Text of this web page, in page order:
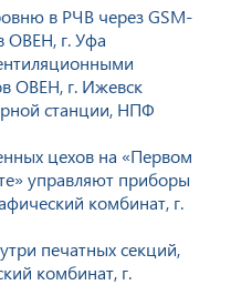
в РЧВ через GSM-
ОВЕН, г. Уфа
ОВЕН, г. Ижевск
станции, НПФ
цехов на «Первом
управляют приборы
комбинат, г.
печатных секций,
комбинат, г.